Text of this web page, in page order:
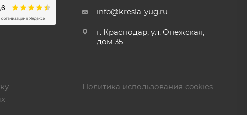
info@kresla-yug.ru
г. Краснодар, ул. Онежская,
дом 35
Политика использования cookies